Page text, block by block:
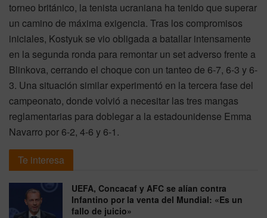
torneo británico, la tenista ucraniana ha tenido que superar
un camino de máxima exigencia. Tras los compromisos
iniciales, Kostyuk se vio obligada a batallar intensamente
en la segunda ronda para remontar un set adverso frente a
Blinkova, cerrando el choque con un tanteo de 6-7, 6-3 y 6-
3. Una situación similar experimentó en la tercera fase del
campeonato, donde volvió a necesitar las tres mangas
reglamentarias para doblegar a la estadounidense Emma
Navarro por 6-2, 4-6 y 6-1.
Te interesa
UEFA, Concacaf y AFC se alían contra
Infantino por la venta del Mundial: «Es un
fallo de juicio»